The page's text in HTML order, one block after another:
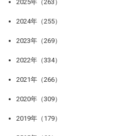
2025年（263）
2024年（255）
2023年（269）
2022年（334）
2021年（266）
2020年（309）
2019年（179）